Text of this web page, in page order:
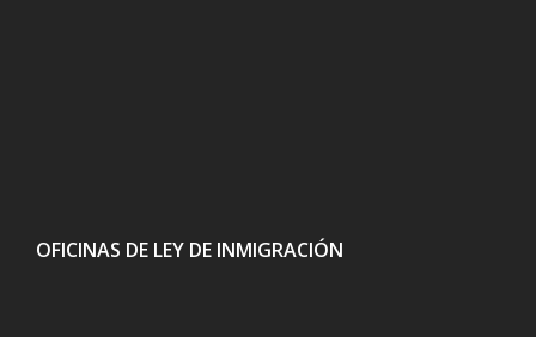
OFICINAS DE LEY DE INMIGRACIÓN